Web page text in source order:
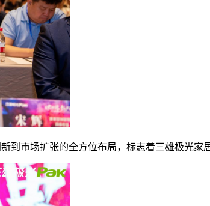
市场扩张的全方位布局，标志着三雄极光家